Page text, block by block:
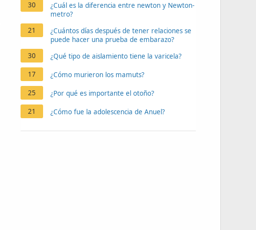
30
¿Cuál es la diferencia entre newton y Newton-
metro?
21
¿Cuántos días después de tener relaciones se
puede hacer una prueba de embarazo?
30
¿Qué tipo de aislamiento tiene la varicela?
17 ¿Cómo murieron los mamuts?
25 ¿Por qué es importante el otoño?
21 ¿Cómo fue la adolescencia de Anuel?